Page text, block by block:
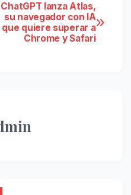
ChatGPT lanza Atlas,
su navegador con IA
que quiere superar a
Chrome y Safari